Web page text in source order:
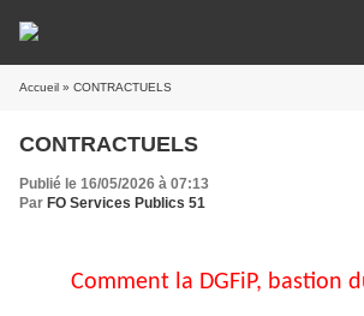
Accueil » CONTRACTUELS
CONTRACTUELS
Publié le 16/05/2026 à 07:13
Par FO Services Publics 51
Comment la DGFiP, bastion